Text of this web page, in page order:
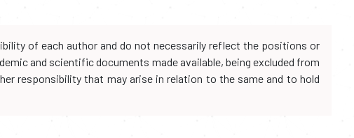
of each author and do not necessarily reflect the positions or
and scientific documents made available, being excluded from
responsibility that may arise in relation to the same and to hold